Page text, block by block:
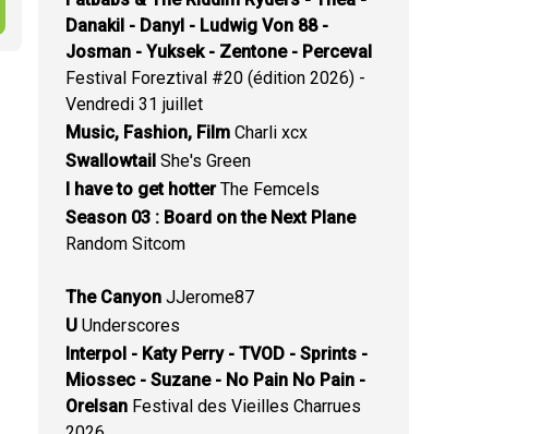
Danakil - Danyl - Ludwig Von 88 -
Josman - Yuksek - Zentone - Perceval
Festival Foreztival #20 (édition 2026) -
Vendredi 31 juillet
Music, Fashion, Film Charli xcx
Swallowtail She's Green
I have to get hotterThe Femcels
Season 03 : Board on the Next Plane
Random Sitcom
The Canyon JJerome87
U Underscores
Interpol - Katy Perry - TVOD - Sprints -
Miossec - Suzane - No Pain No Pain -
Orelsan Festival des Vieilles Charrues